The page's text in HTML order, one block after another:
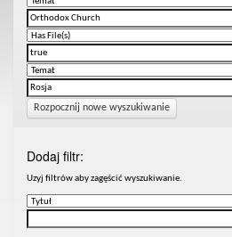
Rozpocznij nowe wyszukiwanie
Dodaj filtr:
Uzyj filtrów aby zagęścić wyszukiwanie.